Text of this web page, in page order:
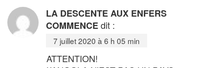
LA DESCENTE AUX ENFERS
COMMENCEdit :
7 juillet 2020 à 6 h 05 min
ATTENTION!